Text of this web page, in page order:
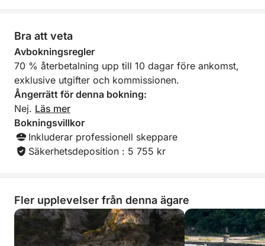
Bra att veta
Avbokningsregler
70 % återbetalning upp till 10 dagar före ankomst,
exklusive utgifter och kommissionen.
Ångerrätt för denna bokning:
Nej. Läs mer
Bokningsvillkor
Inkluderar professionell skeppare
Säkerhetsdeposition : 5 755 kr
Fler upplevelser från denna ägare